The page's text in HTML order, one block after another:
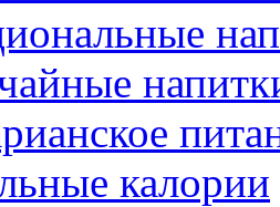
калории